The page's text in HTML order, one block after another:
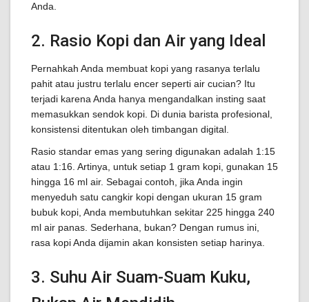
Anda.
2. Rasio Kopi dan Air yang Ideal
Pernahkah Anda membuat kopi yang rasanya terlalu
pahit atau justru terlalu encer seperti air cucian? Itu
terjadi karena Anda hanya mengandalkan insting saat
memasukkan sendok kopi. Di dunia barista profesional,
konsistensi ditentukan oleh timbangan digital.
Rasio standar emas yang sering digunakan adalah 1:15
atau 1:16. Artinya, untuk setiap 1 gram kopi, gunakan 15
hingga 16 ml air. Sebagai contoh, jika Anda ingin
menyeduh satu cangkir kopi dengan ukuran 15 gram
bubuk kopi, Anda membutuhkan sekitar 225 hingga 240
ml air panas. Sederhana, bukan? Dengan rumus ini,
rasa kopi Anda dijamin akan konsisten setiap harinya.
3. Suhu Air Suam-Suam Kuku,